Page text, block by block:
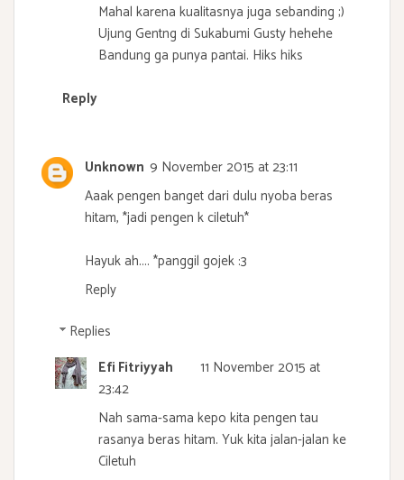
Mahal karena kualitasnya juga sebanding ;)
Ujung Gentng di Sukabumi Gusty hehehe
Bandung ga punya pantai. Hiks hiks
Reply
Unknown 9 November 2015 at 23:11
Aaak pengen banget dari dulu nyoba beras
hitam, *jadi pengen k ciletuh*
Hayuk ah.... *panggil gojek :3
Reply
Replies
Efi Fitriyyah
11 November 2015 at
23:42
Nah sama-sama kepo kita pengen tau
rasanya beras hitam. Yuk kita jalan-jalan ke
Ciletuh